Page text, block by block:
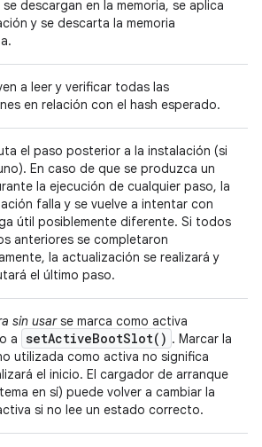
descargan en la memoria, se aplica
y se descarta la memoria
a leer y verificar todas las
en relación con el hash esperado.
el paso posterior a la instalación (si
En caso de que se produzca un
la ejecución de cualquier paso, la
falla y se vuelve a intentar con
útil posiblemente diferente. Si todos
anteriores se completaron
la actualización se realizará y
el último paso.
sin usarse marca como activa
a setActiveBootSlot( ) . Marcar la
utilizada como activa no significa
el inicio. El cargador de arranque
en sí) puede volver a cambiar la
si no lee un estado correcto.